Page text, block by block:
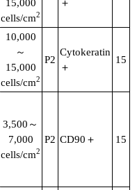
15,000
cells/cm2
＋
10,000
～
15,000
cells/cm2
P2
Cytokeratin
＋
15
3,500～
7,000
cells/cm2
P2 CD90＋ 15